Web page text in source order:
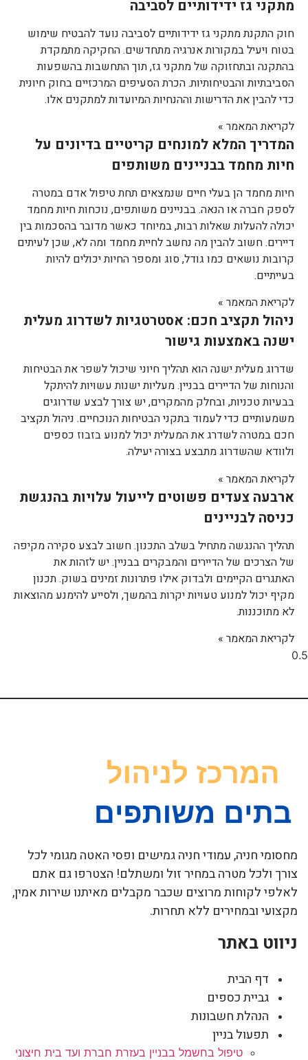
מתקני גז ידידותיים לסביבה
חוק התקנת מתקני גז ידידותיים לסביבה נועד להבטיח שימוש
בטוח ויעיל במקורות אנרגיה מתחדשים. החקיקה מתמקדת
בהתקנה ובתחזוקה של מתקני גז, תוך התחשבות בהשפעות
הסביבתיות והבטיחותיות. הכרת הסעיפים המרכזיים בחוק חיונית
כדי להבין את הדרישות וההנחיות המיועדות למתקנים אלו.
לקריאת המאמר »
המדריך המלא למונחים קריטיים בדיונים על
חיות מחמד בבניינים משותפים
חיות מחמד הן בעלי חיים שנמצאים תחת טיפול אדם במטרה
לספק חברה או הנאה. בבניינים משותפים, נוכחות חיות מחמד
יכולה להעלות שאלות רבות, במיוחד כאשר מדובר בהסכמות בין
דיירים. חשוב להבין מה נחשב לחיית מחמד ומה לא, שכן לעיתים
קרובות נושאים כמו גודל, סוג ומספר החיות יכולים להיות
בעייתיים.
לקריאת המאמר »
ניהול תקציב חכם: אסטרטגיות לשדרוג מעלית
ישנה באמצעות גישור
שדרוג מעלית ישנה הוא תהליך חיוני שיכול לשפר את הבטיחות
והנוחות של הדיירים בבניין. מעליות ישנות עשויות להיתקל
בבעיות טכניות, ובחלק מהמקרים, יש צורך לבצע שדרוגים
משמעותיים כדי לעמוד בתקני הבטיחות הנוכחיים. ניהול תקציב
חכם במטרה לשדרג את המעלית יכול למנוע בזבוז כספים
ולוודא שהשדרוג מתבצע בצורה יעילה.
לקריאת המאמר »
ארבעה צעדים פשוטים לייעול עלויות בהנגשת
כניסה לבניינים
תהליך ההנגשה מתחיל בשלב התכנון. חשוב לבצע סקירה מקיפה
של הצרכים של הדיירים והמבקרים בבניין. יש לזהות את
האתגרים הקיימים ולבדוק אילו פתרונות זמינים בשוק. תכנון
מקיף יכול למנוע טעויות יקרות בהמשך, ולסייע להימנע מהוצאות
לא מתוכננות.
לקריאת המאמר »
מחסומי חניה, עמודי חניה גמישים ופסי האטה מגומי לכל
צורך ולכל מטרה במחיר זול ומשתלם! הצטרפו גם אתם
לאלפי לקוחות מרוצים שכבר מקבלים מאיתנו שירות אמין,
מקצועי ובמחירים ללא תחרות.
ניווט באתר
דף הבית
גביית כספים
הנהלת חשבונות
תפעול בניין
טיפול בחשמל בבניין בעזרת חברת ועד בית חיצוני